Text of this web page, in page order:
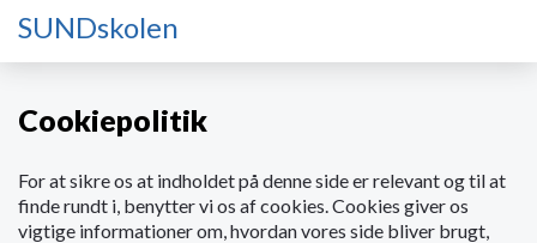
SUNDskolen
Cookiepolitik
For at sikre os at indholdet på denne side er relevant og til at
finde rundt i, benytter vi os af cookies. Cookies giver os
vigtige informationer om, hvordan vores side bliver brugt,